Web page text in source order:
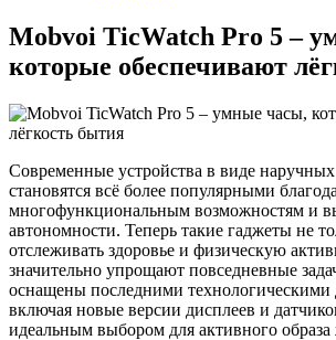
Mobvoi TicWatch Pro 5 –
которые обеспечивают
Современные устройства в виде наручных
становятся всё более популярными
многофункциональным возможностям и
автономности. Теперь такие гаджеты не
отслеживать здоровье и физическую
значительно упрощают повседневные
оснащены последними
включая новые версии дисплеев и
идеальным выбором для активного